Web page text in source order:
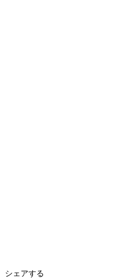
シェアする